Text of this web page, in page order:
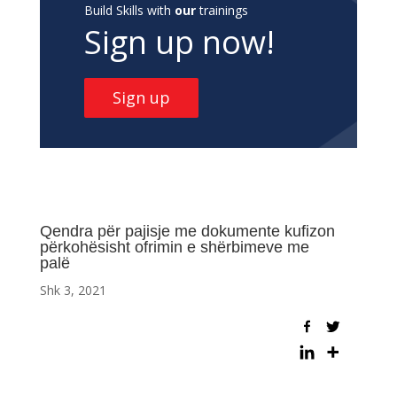
Build Skills with ourtrainings
Sign up now!
Sign up
Qendra për pajisje me dokumente kufizon
përkohësisht ofrimin e shërbimeve me
palë
Shk 3, 2021